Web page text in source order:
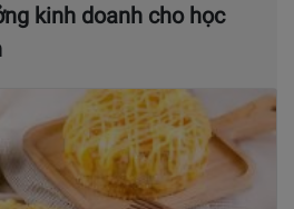
kinh doanh cho học